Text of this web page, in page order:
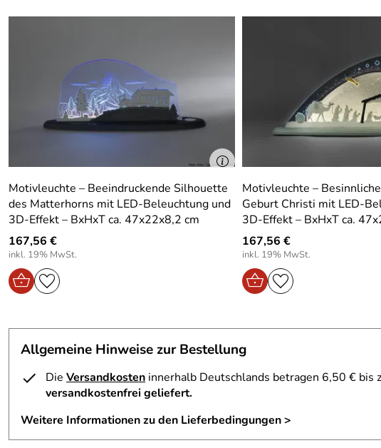
Motivleuchte – Beeindruckende Silhouette
des Matterhorns mit LED-Beleuchtung und
3D-Effekt – BxHxT ca. 47x22x8,2 cm
167,56 €
inkl. 19% MwSt.
Motivleuchte –
Geburt Christi mit LED-
3D-Effekt – BxHxT ca.
167,56 €
inkl. 19% MwSt.
Allgemeine Hinweise zur Bestellung
Die Versandkosten innerhalb Deutschlands betragen 6,50 €
versandkostenfrei geliefert.
Weitere Informationen zu den Lieferbedingungen >